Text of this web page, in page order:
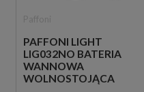
PAFFONI LIGHT
LIG032NO BATERIA
WANNOWA
WOLNOSTOJĄCA